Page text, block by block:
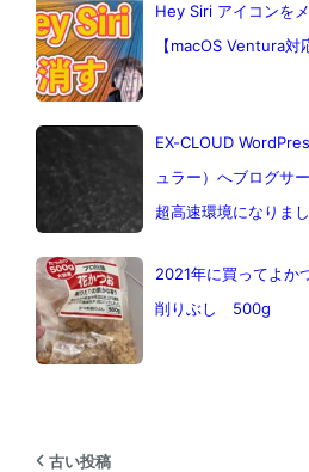
Hey Siri アイコンを
【macOS Ventura対
EX-CLOUD
ュラー）へブログサ
超高速環境になりま
2021年に買ってよ
削りぶし 500g
古い投稿